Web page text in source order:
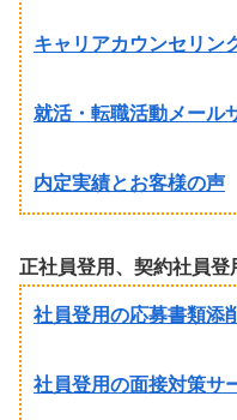
キャリアカウンセリン
就活・転職活動メール
内定実績とお客様の声
正社員登用、契約社員登
社員登用の応募書類添
社員登用の面接対策サ